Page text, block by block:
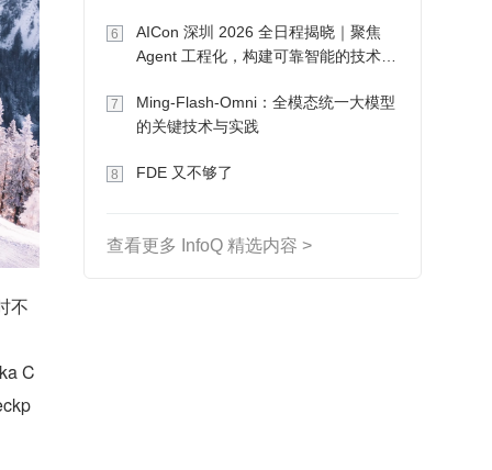
不
C
6
AICon 深圳 2026 全日程揭晓｜聚焦
Agent 工程化，构建可靠智能的技术路
7
Ming-Flash-Omni：全模态统一大模型
的关键技术与实践
8 FDE 又不够了
查看更多 InfoQ 精选内容 >